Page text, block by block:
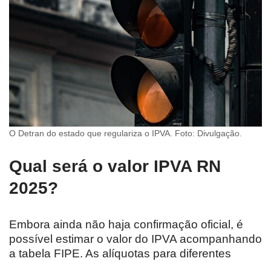
O Detran do estado que regulariza o IPVA. Foto: Divulgação.
Qual será o valor IPVA RN
2025?
Embora ainda não haja confirmação oficial, é
possível estimar o valor do IPVA acompanhando
a tabela FIPE. As alíquotas para diferentes